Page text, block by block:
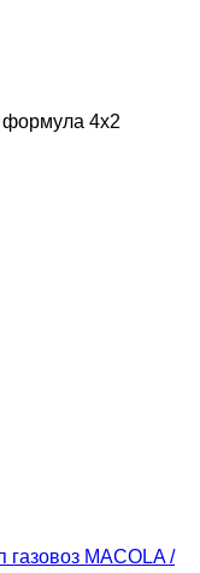
формула 4x2
газовоз MACOLA /